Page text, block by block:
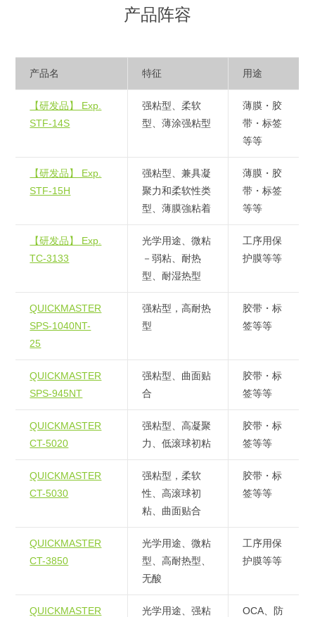
产品阵容
产品名 特征 用途
【研发品】 Exp.
STF-14S
强粘型、柔软
型、薄涂强粘型
薄膜・胶
带・标签
等等
【研发品】 Exp.
STF-15H
强粘型、兼具凝
聚力和柔软性类
型、薄膜強粘着
薄膜・胶
带・标签
等等
【研发品】 Exp.
TC-3133
光学用途、微粘
－弱粘、耐热
型、耐湿热型
工序用保
护膜等等
QUICKMASTER
SPS-1040NT-
25
强粘型，高耐热
型
胶带・标
签等等
QUICKMASTER
SPS-945NT
强粘型、曲面贴
合
胶带・标
签等等
QUICKMASTER
CT-5020
强粘型、高凝聚
力、低滚球初粘
胶带・标
签等等
QUICKMASTER
CT-5030
强粘型，柔软
性、高滚球初
粘、曲面贴合
胶带・标
签等等
QUICKMASTER
CT-3850
光学用途、微粘
型、高耐热型、
无酸
工序用保
护膜等等
QUICKMASTER 光学用途、强粘 OCA、防